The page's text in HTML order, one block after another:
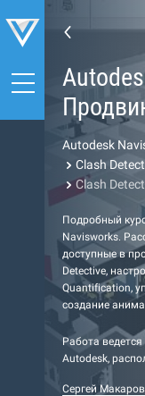
Autodesk
Clash
Clash
Подробный
Navisworks.
доступные в
Detective,
Quantification,
создание
Работа
Autodesk,
Сергей Макаров